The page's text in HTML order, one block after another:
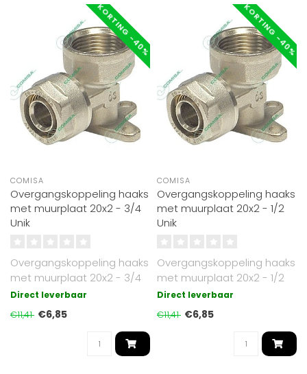
KORTING -40%
COMISA
Overgangskoppeling haaks
met muurplaat 20x2 - 3/4
Unik
Overgangskoppeling haaks
met muurplaat 20x2 - 3/4
Unik
Direct leverbaar
€11,41 €6,85
KORTING -40%
COMISA
Overgangskoppeling haaks
met muurplaat 20x2 - 1/2
Unik
Overgangskoppeling haaks
met muurplaat 20x2 - 1/2
Unik
Direct leverbaar
€11,41 €6,85